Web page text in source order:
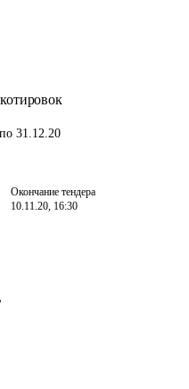
31.12.20
Окончание тендера
10.11.20, 16:30